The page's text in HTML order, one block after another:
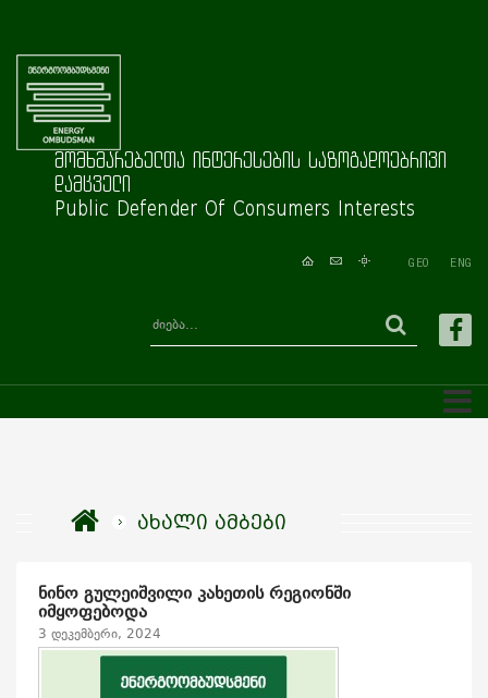
მომხმარებელთა ინტერესების საზოგადოებრივი
დამცველი
Public Defender Of Consumers Interests
GEO ENG
ახალი ამბები
ნინო გულეიშვილი კახეთის რეგიონში
იმყოფებოდა
3 დეკემბერი, 2024